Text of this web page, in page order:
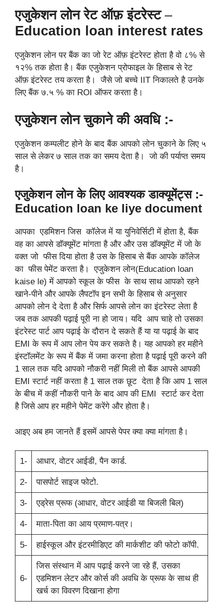
एजुकेशन लोन रेट ऑफ़ इंटरेस्ट–
Education loan interest rates
एजुकेशन लोन पर बैंक का जो रेट ऑफ़ इंटरेस्ट होता है वो ८% से
१२% तक होता है। बैंक एजुकेशन प्रोफाइल के हिसाब से रेट
ऑफ़ इंटरेस्ट तय करता है। जैसे जो बच्चे IIT निकालते है उनके
लिए बैंक ७.५ % का ROI ऑफर करता है।
एजुकेशन लोन चुकाने की अवधि :-
एजुकेशन कम्पलीट होने के बाद बैंक आपको लोन चुकाने के लिए ५
साल से लेकर ७ साल तक का समय देता है। जो की पर्याप्त समय
है।
एजुकेशन लोन के लिए आवश्यक डाक्यूमेंट्स :-
Education loan ke liye document
आपका एडमिशन जिस कॉलेज में या युनिवेर्सिटी में होता है, बैंक
वह का आपसे डॉक्यूमेंट मांगता है और और उस डॉक्यूमेंट में जो के
वक्त जो फीस दिया होता है उस के हिसाब से बैंक आपके कॉलेज
का फीस पेमेंट करता है। एजुकेशन लोन(Education loan
kaise le) में आपको स्कूल के फीस के साथ साथ आपको रहने
खाने-पीने और आपके लैपटॉप इन सभी के हिसाब से अनुसार
आपको लोन दे देता है और सिर्फ आपसे लोन का इंटरेस्ट लेता है
जब तक आपकी पढ़ाई पूरी ना हो जाय। यदि आप चाहे तो उसका
इंटरेस्ट पार्ट आप पढ़ाई के दौरान दे सकते हैं या या पढ़ाई के बाद
EMI के रूप में आप लोन पेय कर सकते है। यह आपको हर महीने
इंस्टॉलमेंट के रूप में बैंक में जमा करना होता है पढ़ाई पूरी करने की
1 साल तक यदि आपको नौकरी नहीं मिली तो बैंक आपसे आपकी
EMI स्टार्ट नहीं करता है 1 साल तक छूट देता है कि आप 1 साल
के बीच में कहीं नौकरी पाने के बाद आप की EMI स्टार्ट कर देता
है जिसे आप हर महीने पेमेंट करेंगे और होता है।
आइए अब हम जानते हैं इसमें आपसे पेपर क्या क्या मांगता है।
1- आधार, वोटर आईडी, पैन कार्ड.
2- पासपोर्ट साइज फोटो.
3- एड्रेस प्रूफ (आधार, वोटर आईडी या बिजली बिल)
4- माता-पिता का आय प्रमाण-पत्र।
5- हाईस्कूल और इंटरमीडिएट की मार्कशीट की फोटो कॉपी.
6-
जिस संस्थान में आप पढ़ाई करने जा रहे हैं, उसका
एडमिशन लेटर और कोर्स की अवधि के प्रूफ के साथ ही
खर्च का विवरण दिखाना होगा